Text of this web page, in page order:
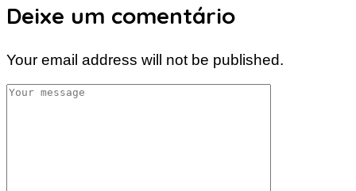
Deixe um comentário
Your email address will not be published.